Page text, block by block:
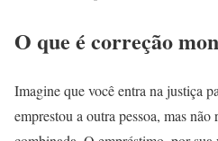
O que é correção
Imagine que você entra na justiça
emprestou a outra pessoa, mas